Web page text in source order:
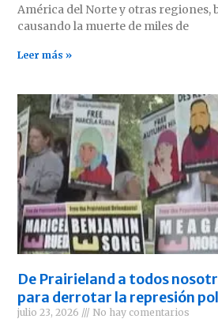
América del Norte y otras regiones,
causando la muerte de miles de
Leer más »
De Prairieland a todos
para derrotar la represión
julio 23, 2026 No hay comentarios